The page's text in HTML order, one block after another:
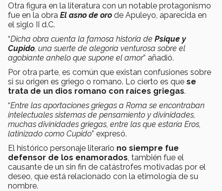
Otra figura en la literatura con un notable protagonismo
fue en la obra El asno de oro de Apuleyo, aparecida en
el siglo II d.C.
“Dicha obra cuenta la famosa historia de Psique y
Cupido, una suerte de alegoría venturosa sobre el
agobiante anhelo que supone el amor” añadió.
Por otra parte, es común que existan confusiones sobre
si su origen es griego o romano. Lo cierto es que se
trata de un dios romano con raíces griegas.
“Entre las aportaciones griegas a Roma se encontraban
intelectuales sistemas de pensamiento y divinidades,
muchas divinidades griegas, entre las que estaría Eros,
latinizado como Cupido” expresó.
El histórico personaje literario no siempre fue
defensor de los enamorados, también fue el
causante de un sin fin de catástrofes motivadas por el
deseo, que está relacionado con la etimología de su
nombre.